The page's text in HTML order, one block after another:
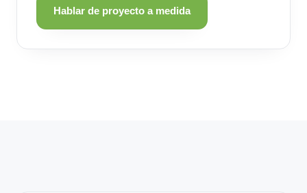
Hablar de proyecto a medida